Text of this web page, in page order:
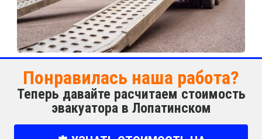
Понравилась наша работа?
Теперь давайте расчитаем стоимость
эвакуатора в Лопатинском